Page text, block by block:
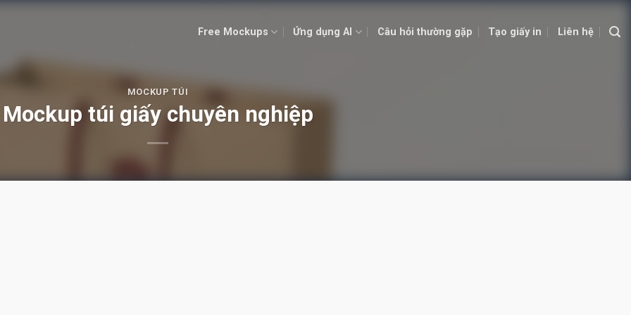
Free Mockups Ứng dụng AI Câu hỏi thường gặp Tạo giấy in Liên hệ
MOCKUP TÚI
Mockup túi giấy chuyên nghiệp